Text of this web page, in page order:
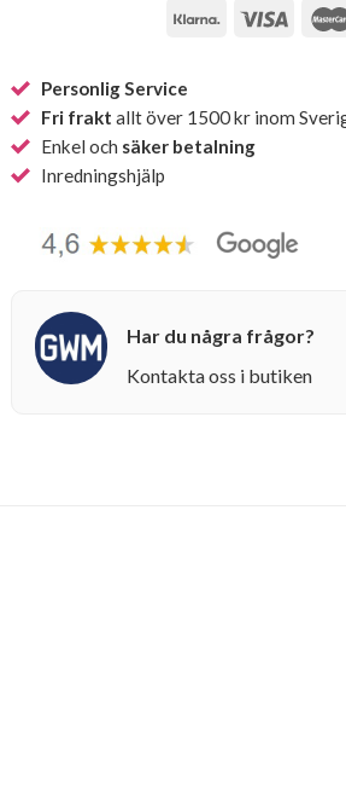
Personlig Service
Fri frakt allt över 1500 kr inom
Enkel och säker betalning
Inredningshjälp
Har du några frågor?
Kontakta oss i butiken